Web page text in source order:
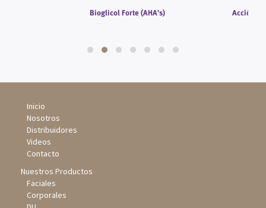
Bioglicol Forte (AHA's) Acción
Inicio
Nosotros
Distribuidores
Videos
Contacto
Nuestros Productos
Faciales
Corporales